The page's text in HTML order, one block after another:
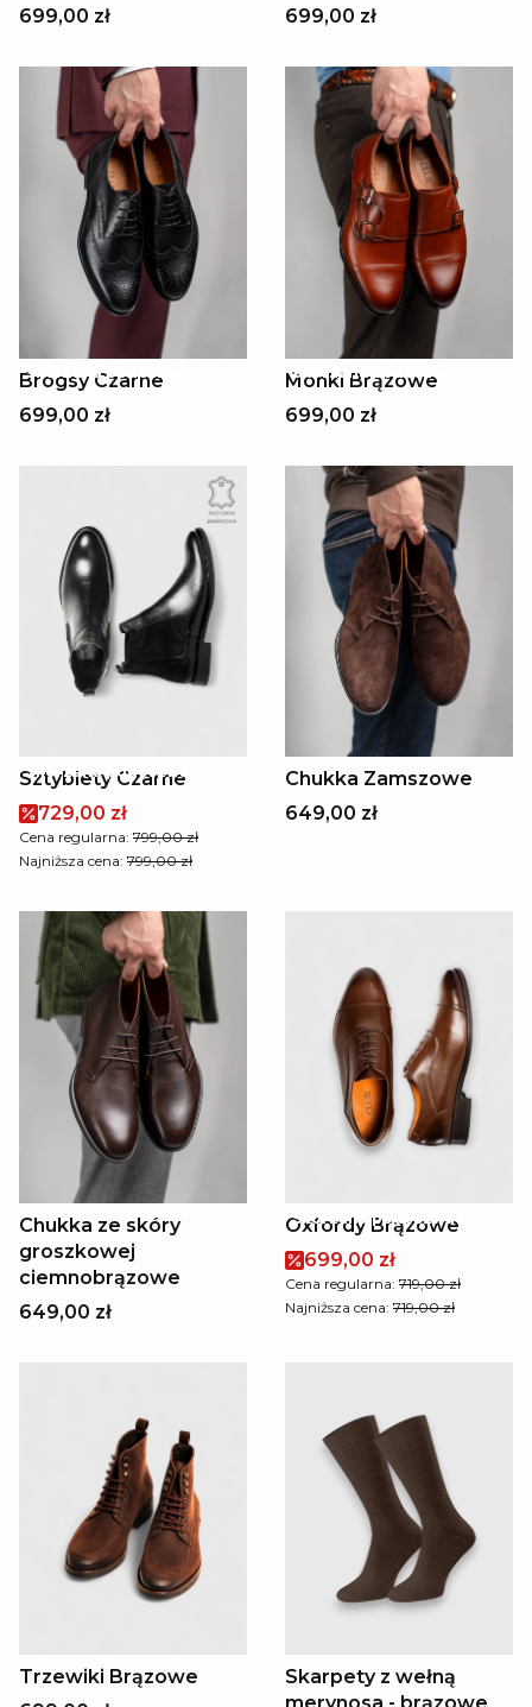
699,00 zł
699,00 zł
Skórzana podeszwa
Brogsy Czarne
699,00 zł
Skórzana podeszwa
Monki Brązowe
699,00 zł
Skórzana podeszwa
Sztyblety Czarne
729,00 zł
Cena regularna: 799,00 zł
Najniższa cena: 799,00 zł
Chukka Zamszowe
649,00 zł
Chukka ze skóry
groszkowej
ciemnobrązowe
649,00 zł
Skórzana podeszwa
Oxfordy Brązowe
699,00 zł
Cena regularna: 719,00 zł
Najniższa cena: 719,00 zł
Trzewiki Brązowe
Skarpety z wełną